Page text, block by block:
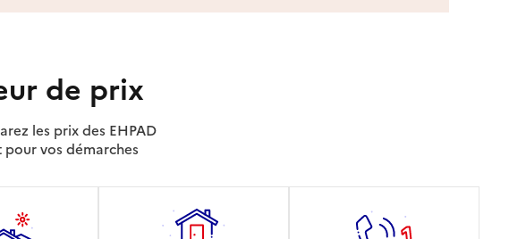
de prix
les prix des EHPAD
vos démarches